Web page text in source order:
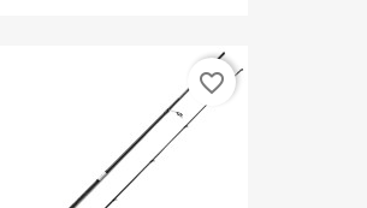
favorite_border